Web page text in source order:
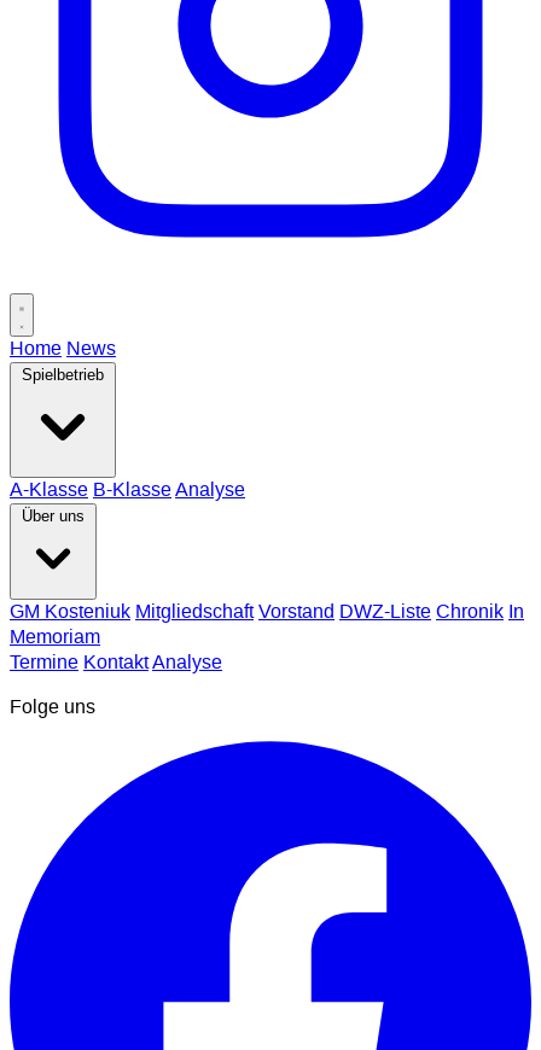
Home News
Spielbetrieb
A-Klasse B-KlasseAnalyse
Über uns
GM Kosteniuk Mitgliedschaft Vorstand DWZ-Liste Chronik In
Memoriam
Termine KontaktAnalyse
Folge uns